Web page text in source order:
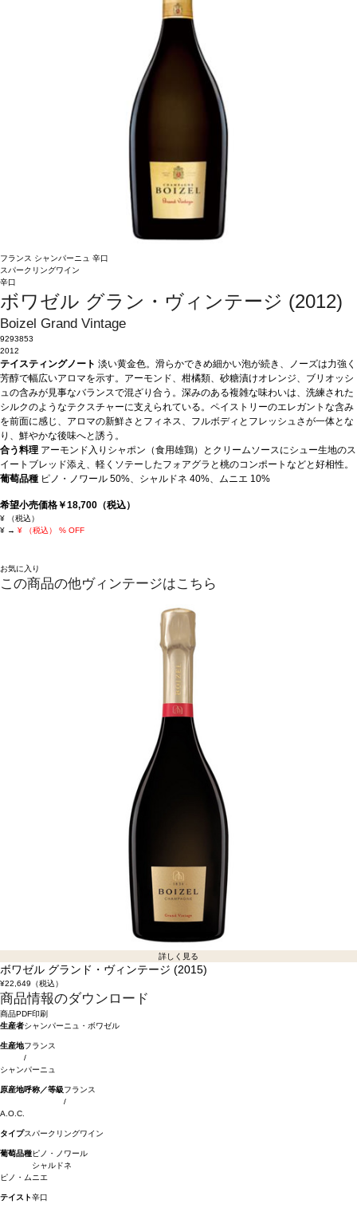
フランス シャンパーニュ 辛口
スパークリングワイン
辛口
ボワゼル グラン・ヴィンテージ (2012)
Boizel Grand Vintage
9293853
2012
テイスティングノート 淡い黄金色。滑らかできめ細かい泡が続き、ノーズは力強く
芳醇で幅広いアロマを示す。アーモンド、柑橘類、砂糖漬けオレンジ、ブリオッシ
ュの含みが見事なバランスで混ざり合う。深みのある複雑な味わいは、洗練された
シルクのようなテクスチャーに支えられている。ペイストリーのエレガントな含み
を前面に感じ、アロマの新鮮さとフィネス、フルボディとフレッシュさが一体とな
り、鮮やかな後味へと誘う。
合う料理アーモンド入りシャポン（食用雄鶏）とクリームソースにシュー生地のス
イートブレッド添え、軽くソテーしたフォアグラと桃のコンポートなどと好相性。
葡萄品種ピノ・ノワール 50%、シャルドネ 40%、ムニエ 10%
希望小売価格￥18,700（税込）
¥
（税込）
¥ → ¥ （税込） % OFF
お気に入り
この商品の他ヴィンテージはこちら
詳しく見る
ボワゼル グランド・ヴィンテージ (2015)
¥22,649 （税込）
商品情報のダウンロード
商品PDF印刷
生産者シャンパーニュ・ボワゼル
生産地フランス
/
シャンパーニュ
原産地呼称／等級フランス
/
A.O.C.
タイプスパークリングワイン
葡萄品種ピノ・ノワール
シャルドネ
ピノ・ムニエ
テイスト辛口